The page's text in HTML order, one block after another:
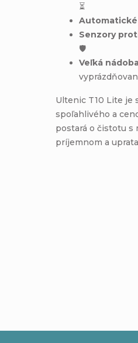
⏳
Senzory
🛡️
Veľká
Ultenic T10 Lite je
spoľahlivého a
postará o čistotu s
príjemnom a